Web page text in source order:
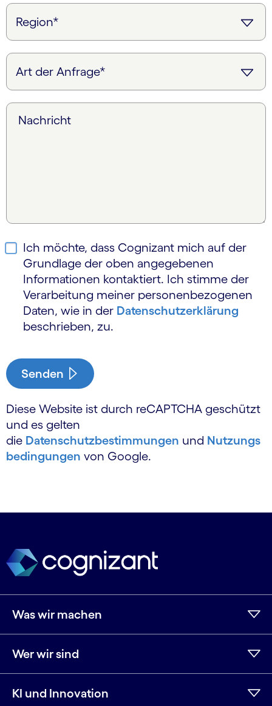
Nachricht
Ich möchte, dass Cognizant mich auf der
Grundlage der oben angegebenen
Informationen kontaktiert. Ich stimme der
Verarbeitung meiner personen­bezogenen
Daten, wie in der Daten­schutz­erklärung
beschrieben, zu.
Senden
Diese Website ist durch reCAPTCHA geschützt
und es gelten
die Datenschutzbestimmungen und Nutzungs
bedingungen von Google.
Was wir machen
Wer wir sind
KI und Innovation